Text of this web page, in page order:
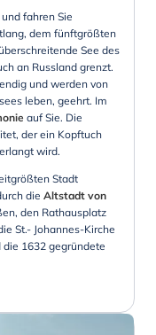
fahren Sie
dem fünftgrößten
See des
an Russland grenzt.
und werden von
leben, geehrt. Im
auf Sie. Die
der ein Kopftuch
wird.
Stadt
die Altstadt von
den Rathausplatz
St.- Johannes-Kirche
1632 gegründete